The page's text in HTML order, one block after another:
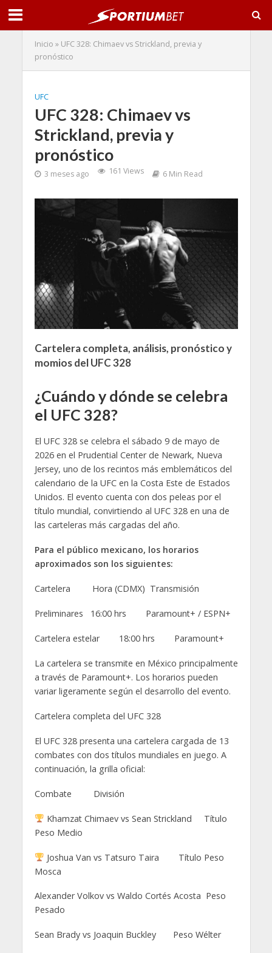
Inicio » UFC 328: Chimaev vs Strickland, previa y
pronóstico
UFC
UFC 328: Chimaev vs
Strickland, previa y
pronóstico
3 meses ago 161 Views 6 Min Read
Cartelera completa, análisis, pronóstico y
momios del UFC 328
¿Cuándo y dónde se celebra
el UFC 328?
El UFC 328 se celebra el sábado 9 de mayo de
2026 en el Prudential Center de Newark, Nueva
Jersey, uno de los recintos más emblemáticos del
calendario de la UFC en la Costa Este de Estados
Unidos. El evento cuenta con dos peleas por el
título mundial, convirtiendo al UFC 328 en una de
las carteleras más cargadas del año.
Para el público mexicano, los horarios
aproximados son los siguientes:
Cartelera Hora (CDMX) Transmisión
Preliminares 16:00 hrs Paramount+ / ESPN+
Cartelera estelar 18:00 hrs Paramount+
La cartelera se transmite en México principalmente
a través de Paramount+. Los horarios pueden
variar ligeramente según el desarrollo del evento.
Cartelera completa del UFC 328
El UFC 328 presenta una cartelera cargada de 13
combates con dos títulos mundiales en juego. A
continuación, la grilla oficial:
Combate División
Khamzat Chimaev vs Sean Strickland Título
Peso Medio
Joshua Van vs Tatsuro Taira Título Peso
Mosca
Alexander Volkov vs Waldo Cortés Acosta Peso
Pesado
Sean Brady vs Joaquin Buckley Peso Wélter